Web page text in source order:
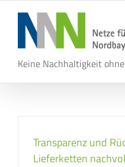
springen
Keine Nachhaltigkeit
Transparenz und
Lieferketten